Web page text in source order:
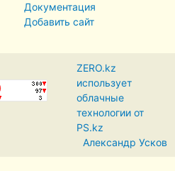
Документация
Добавить сайт
ZERO.kz
использует
облачные
технологии от
PS.kz
Александр Усков